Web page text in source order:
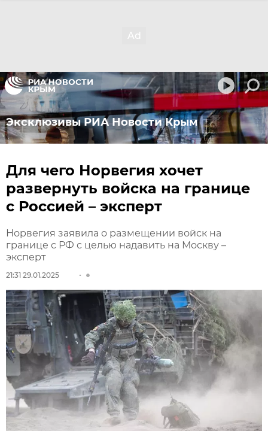
Эксклюзивы РИА Новости Крым
Для чего Норвегия хочет
развернуть войска на границе
с Россией – эксперт
Норвегия заявила о размещении войск на
границе с РФ с целью надавить на Москву –
эксперт
21:31 29.01.2025